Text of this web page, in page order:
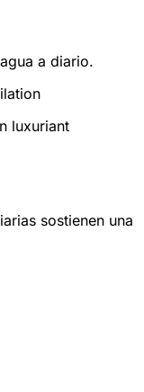
a diario.
luxuriant
sostienen una